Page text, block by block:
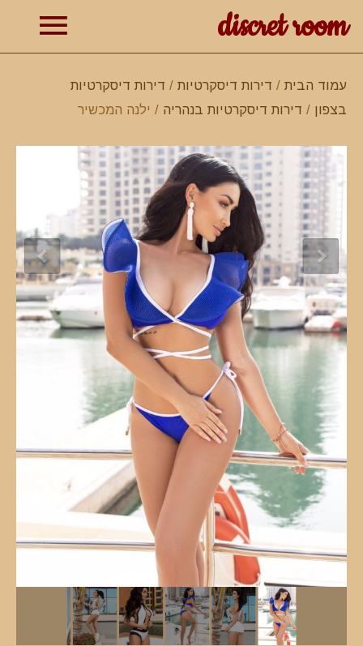
discret room
עמוד הבית / דירות דיסקרטיות / דירות דיסקרטיות
בצפון / דירות דיסקרטיות בנהריה / ילנה המכשיר